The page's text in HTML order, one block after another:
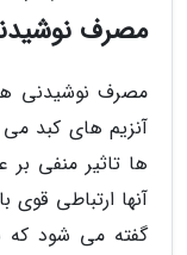
مصرف
مصرف نوشیدنی
آنزیم های کبد
ها تاثیر منفی
آنها ارتباطی
گفته می شود که